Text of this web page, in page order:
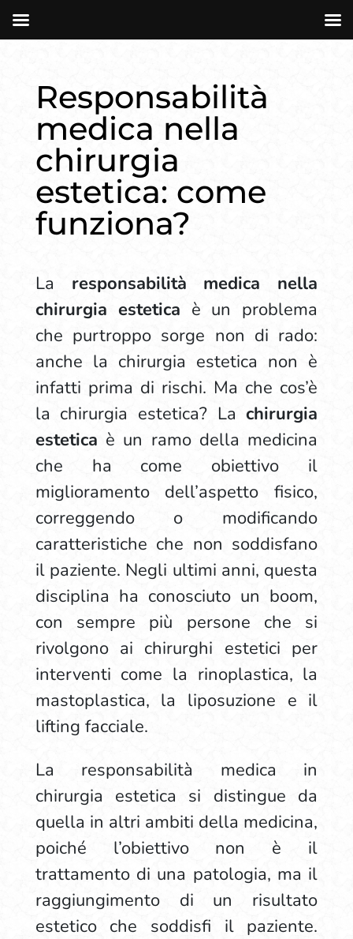
Responsabilità
medica nella
chirurgia
estetica: come
funziona?
La responsabilità medica nella
chirurgia estetica è un problema
che purtroppo sorge non di rado:
anche la chirurgia estetica non è
infatti prima di rischi. Ma che cos’è
la chirurgia estetica? Lachirurgia
estetica è un ramo della medicina
che ha come obiettivo il
miglioramento dell’aspetto fisico,
correggendo o modificando
caratteristiche che non soddisfano
il paziente. Negli ultimi anni, questa
disciplina ha conosciuto un boom,
con sempre più persone che si
rivolgono ai chirurghi estetici per
interventi come la rinoplastica, la
mastoplastica, la liposuzione e il
lifting facciale.
La responsabilità medica in
chirurgia estetica si distingue da
quella in altri ambiti della medicina,
poiché l’obiettivo non è il
trattamento di una patologia, ma il
raggiungimento di un risultato
estetico che soddisfi il paziente.